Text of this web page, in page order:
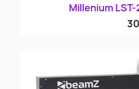
Millenium
30